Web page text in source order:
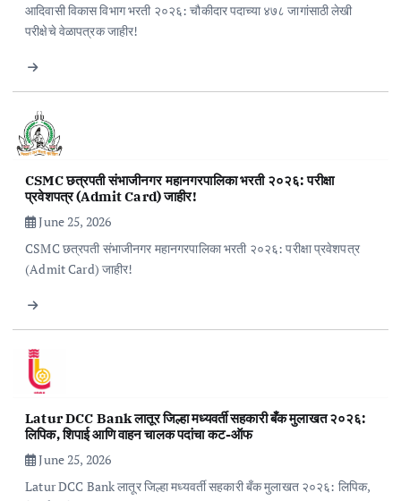
आदिवासी विकास विभाग भरती २०२६: चौकीदार पदाच्या ४७८ जागांसाठी लेखी
परीक्षेचे वेळापत्रक जाहीर!
CSMC छत्रपती संभाजीनगर महानगरपालिका भरती २०२६: परीक्षा
प्रवेशपत्र (Admit Card) जाहीर!
June 25, 2026
CSMC छत्रपती संभाजीनगर महानगरपालिका भरती २०२६: परीक्षा प्रवेशपत्र
(Admit Card) जाहीर!
Latur DCC Bank लातूर जिल्हा मध्यवर्ती सहकारी बँक मुलाखत २०२६:
लिपिक, शिपाई आणि वाहन चालक पदांचा कट-ऑफ
June 25, 2026
Latur DCC Bank लातूर जिल्हा मध्यवर्ती सहकारी बँक मुलाखत २०२६: लिपिक,